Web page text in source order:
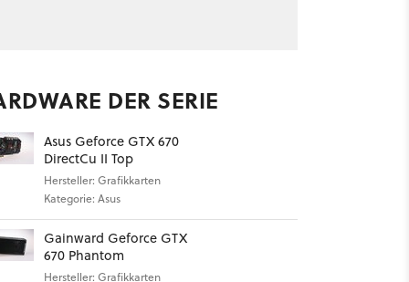
DER SERIE
Asus Geforce GTX 670
DirectCu II Top
Hersteller: Grafikkarten
Kategorie: Asus
Gainward Geforce GTX
670 Phantom
Hersteller: Grafikkarten